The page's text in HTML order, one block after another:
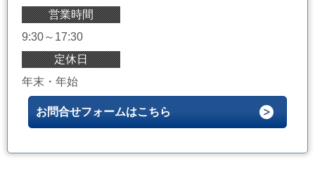
営業時間
9:30～17:30
定休日
年末・年始
お問合せフォームはこちら